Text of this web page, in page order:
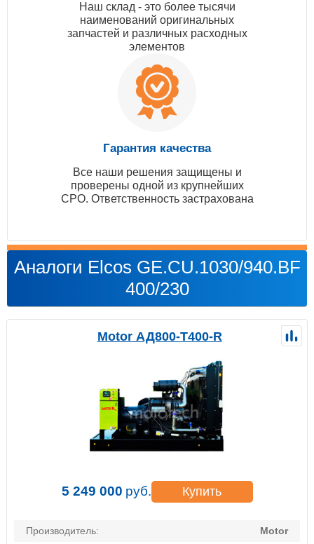
Наш склад - это более тысячи
наименований оригинальных
запчастей и различных расходных
элементов
Гарантия качества
Все наши решения защищены и
проверены одной из крупнейших
СРО. Ответственность застрахована
Аналоги Elcos GE.CU.1030/940.BF
400/230
Motor АД800-Т400-R
5 249 000 руб. Купить
Производитель:
Motor